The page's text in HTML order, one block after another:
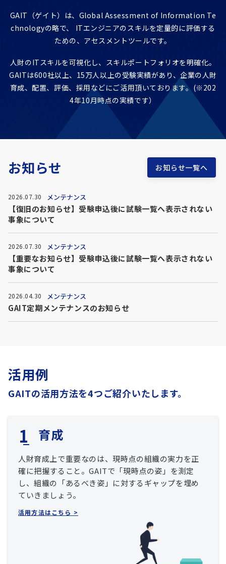
GAIT（ゲイト）は、Global Assessment of Information Te
chnologyの略で、
ITエンジニアのスキルを定量的に評価する
ための、アセスメントツールです。
人財のITスキルを可視化し、スキルポートフォリオを明確化。
GAITは600社以上、15万人以上の受験実績があり、企業の人財
育成、配置、評価、採用などにご活用頂いております。(※202
4年10月時点の実績です）
お知らせ お知らせ一覧へ
2026.07.30 メンテナンス
【復旧のお知らせ】受験申込後に試験一覧へ表示されない
事象について
2026.07.30 メンテナンス
【重要なお知らせ】受験申込後に試験一覧へ表示されない
事象について
2026.04.30 メンテナンス
GAIT定期メンテナンスのお知らせ
活用例
GAITの活用方法を4つご紹介いたします。
育成
人財育成上で重要なのは、現時点の組織の実力を正
確に把握すること。GAITで「現時点の姿」を測定
し、組織の「あるべき姿」に対するギャップを埋め
ていきましょう。
活用方法はこちら >